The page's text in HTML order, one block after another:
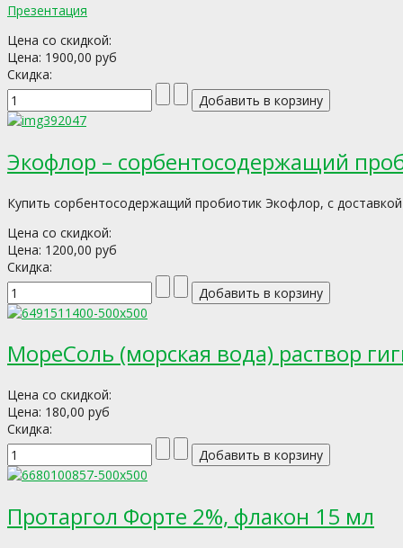
Презентация
Цена со скидкой:
Цена: 1900,00 руб
Скидка:
Экофлор – сорбентосодержащий
Купить сорбентосодержащий пробиотик Экофлор, с доставкой
Цена со скидкой:
Цена: 1200,00 руб
Скидка:
МореСоль (морская вода) раствор
Цена со скидкой:
Цена: 180,00 руб
Скидка:
Протаргол Форте 2%, флакон 15 мл